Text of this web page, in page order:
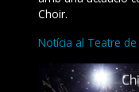
Choir.
Notícia al Teatre